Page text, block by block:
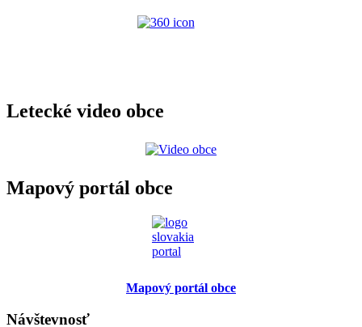
Letecké video obce
Mapový portál obce
Mapový portál obce
Návštevnosť